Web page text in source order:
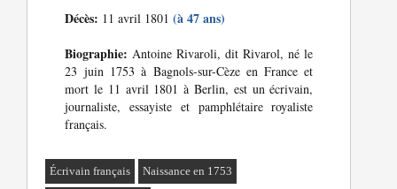
Décès: 11 avril 1801(à 47 ans)
Biographie: Antoine Rivaroli, dit Rivarol, né le
23 juin 1753 à Bagnols-sur-Cèze en France et
mort le 11 avril 1801 à Berlin, est un écrivain,
journaliste, essayiste et pamphlétaire royaliste
français.
Écrivain français Naissance en 1753